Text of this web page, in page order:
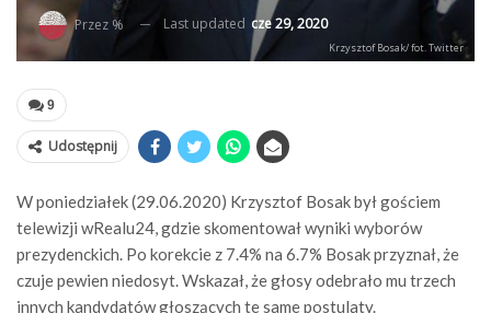
Przez % Last updated cze 29, 2020
Krzysztof Bosak/ fot. Twitter
9
Udostępnij
W poniedziałek (29.06.2020) Krzysztof Bosak był gościem
telewizji wRealu24, gdzie skomentował wyniki wyborów
prezydenckich. Po korekcie z 7.4% na 6.7% Bosak przyznał, że
czuje pewien niedosyt. Wskazał, że głosy odebrało mu trzech
innych kandydatów głoszących te same postulaty.